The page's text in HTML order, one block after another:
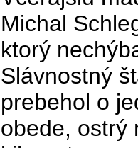
Michal
ktorý
Slávnostný
prebehol o
obede, ostrý